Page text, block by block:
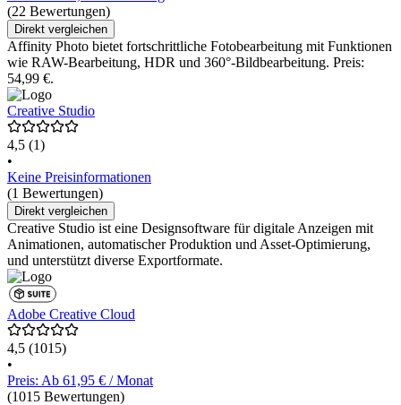
(22 Bewertungen)
Direkt vergleichen
Affinity Photo bietet fortschrittliche Fotobearbeitung mit Funktionen
wie RAW-Bearbeitung, HDR und 360°-Bildbearbeitung. Preis:
54,99 €.
Creative Studio
4,5 (1)
•
Keine Preisinformationen
(1 Bewertungen)
Direkt vergleichen
Creative Studio ist eine Designsoftware für digitale Anzeigen mit
Animationen, automatischer Produktion und Asset-Optimierung,
und unterstützt diverse Exportformate.
Adobe Creative Cloud
4,5 (1015)
•
Preis: Ab 61,95 € / Monat
(1015 Bewertungen)